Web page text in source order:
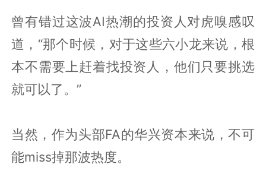
曾有错过这波AI热潮的投资人对虎嗅感叹
道，“那个时候，对于这些六小龙来说，根
本不需要上赶着找投资人，他们只要挑选
就可以了。”
当然，作为头部FA的华兴资本来说，不可
能miss掉那波热度。